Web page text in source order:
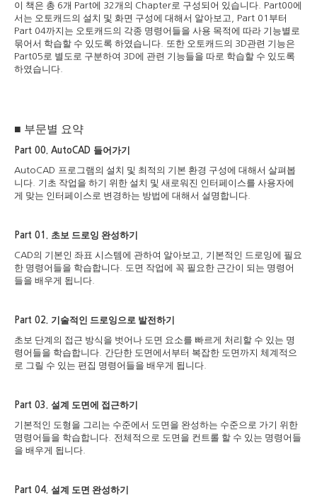
이 책은 총 6개 Part에 32 개의 Chapter로 구성되어 있습니다 . Part00에
서는 오토캐드의 설치 및 화면 구성에 대해서 알아보고
, Part 01 부터
Part 04까지는 오토캐드의 각종 명령어들을 사용 목적에 따라 기능별로
묶어서 학습할 수 있도록 하였습니다 또한 오토캐드의 3D관련 기능은
Part05 로 별도로 구분하여 3D에 관련 기능들을 따로 학습할 수 있도록
하였습니다
■ 부문별 요약
Part 00. AutoCAD 들어가기
AutoCAD 프로그램의 설치 및 최적의 기본 환경 구성에 대해서 살펴봅
니다 기초 작업을 하기 위한 설치 및 새로워진 인터페이스를 사용자에
게 맞는 인터페이스로 변경하는 방법에 대해서 설명합니다
Part 01. 초보 드로잉 완성하기
CAD의 기본인 좌표 시스템에 관하여 알아보고
기본적인 드로잉에 필요
한 명령어들을 학습합니다
도면 작업에 꼭 필요한 근간이 되는 명령어
들을 배우게 됩니다
Part 02. 기술적인 드로잉으로 발전하기
초보 단계의 접근 방식을 벗어나 도면 요소를 빠르게 처리할 수 있는 명
령어들을 학습합니다 간단한 도면에서부터 복잡한 도면까지 체계적으
로 그릴 수 있는 편집 명령어들을 배우게 됩니다
Part 03. 설계 도면에 접근하기
기본적인 도형을 그리는 수준에서 도면을 완성하는 수준으로 가기 위한
명령어들을 학습합니다 전체적으로 도면을 컨트롤 할 수 있는 명령어들
을 배우게 됩니다
Part 04. 설계 도면 완성하기